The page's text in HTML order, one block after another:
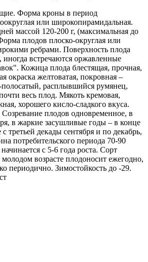
Форма кроны в период
или широкопирамидальная.
массой 120-200 г, (максимальная до
плодов плоско-округлая или
ребрами. Поверхность плода
иногда встречаются оржавленные
Кожица плода блестящая, прочная,
окраска желтоватая, покровная –
расплывшийся румянец,
весь плод. Мякоть кремовая,
хорошего кисло-сладкого вкуса.
плодов одновременное, в
в жаркие засушливые годы – в конце
третьей декады сентября и по декабрь,
потребительского периода 70-90
с 5-6 года роста. Сорт
возрасте плодоносит ежегодно,
периодично. Зимостойкость до -29.